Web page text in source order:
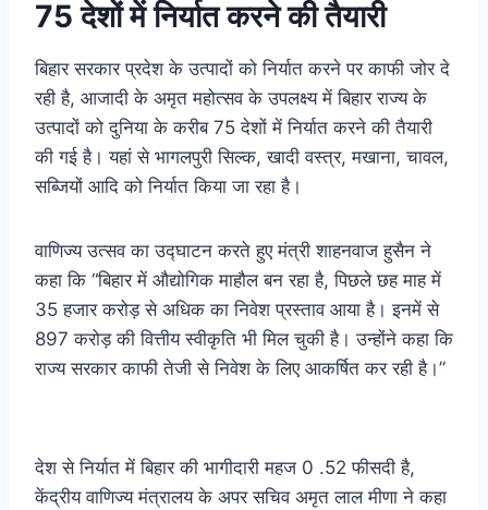
75 देशों में निर्यात करने की तैयारी
बिहार सरकार प्रदेश के उत्पादों को निर्यात करने पर काफी जोर दे
रही है, आजादी के अमृत महोत्सव के उपलक्ष्य में बिहार राज्य के
उत्पादों को दुनिया के करीब 75 देशों में निर्यात करने की तैयारी
की गई है। यहां से भागलपुरी सिल्क, खादी वस्त्र, मखाना, चावल,
सब्जियों आदि को निर्यात किया जा रहा है।
वाणिज्य उत्सव का उद्घाटन करते हुए मंत्री शाहनवाज हुसैन ने
कहा कि “बिहार में औद्योगिक माहौल बन रहा है, पिछले छह माह में
35 हजार करोड़ से अधिक का निवेश प्रस्ताव आया है। इनमें से
897 करोड़ की वित्तीय स्वीकृति भी मिल चुकी है। उन्होंने कहा कि
राज्य सरकार काफी तेजी से निवेश के लिए आकर्षित कर रही है।”
देश से निर्यात में बिहार की भागीदारी महज 0 .52 फीसदी है,
केंद्रीय वाणिज्य मंत्रालय के अपर सचिव अमृत लाल मीणा ने कहा